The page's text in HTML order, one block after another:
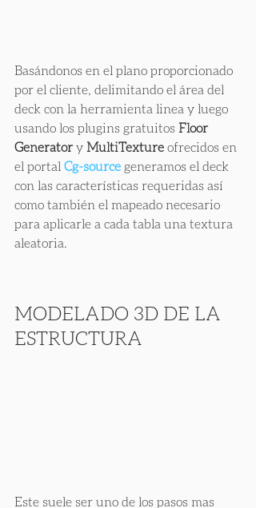
Basándonos en el plano proporcionado
por el cliente, delimitando el área del
deck con la herramienta linea y luego
usando los plugins gratuitos Floor
Generator y MultiTexture ofrecidos en
el portal Cg-source generamos el deck
con las características requeridas así
como también el mapeado necesario
para aplicarle a cada tabla una textura
aleatoria.
MODELADO 3D DE LA
ESTRUCTURA
Este suele ser uno de los pasos mas